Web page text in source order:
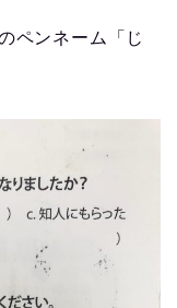
ペンネーム「じ